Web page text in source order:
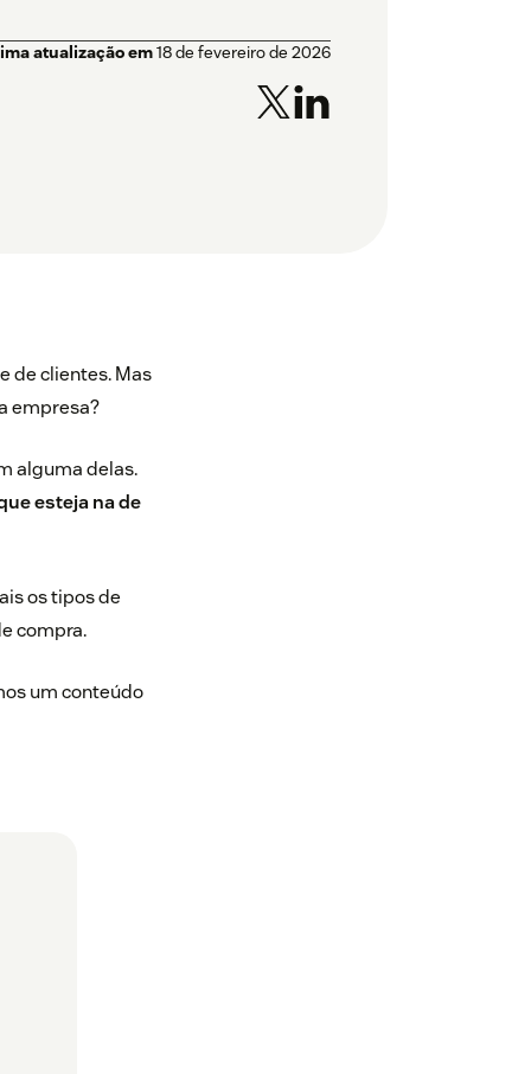
atualização em18 de fevereiro de 2026
de clientes. Mas
empresa?
alguma delas.
esteja na de
os tipos de
compra.
um conteúdo